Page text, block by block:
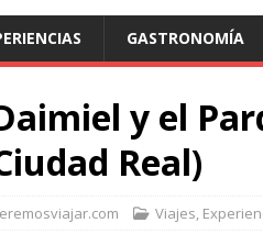
GASTRONOMÍA
y el
Real)
Viajes,